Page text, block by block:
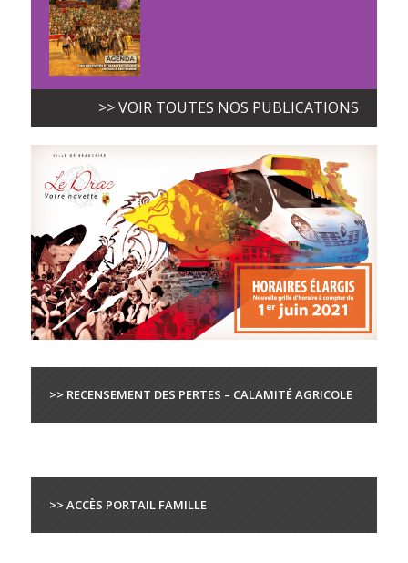
>> VOIR TOUTES NOS PUBLICATIONS
>> RECENSEMENT DES PERTES – CALAMITÉ AGRICOLE
>> ACCÈS PORTAIL FAMILLE